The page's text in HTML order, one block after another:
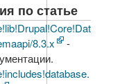
по статье
8.3.x
-